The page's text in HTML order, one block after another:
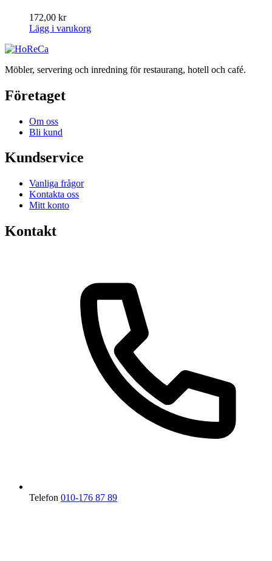
172,00 kr
Lägg i varukorg
Möbler, servering och inredning för restaurang, hotell och café.
Företaget
Om oss
Bli kund
Kundservice
Vanliga frågor
Kontakta oss
Mitt konto
Kontakt
Telefon 010-176 87 89